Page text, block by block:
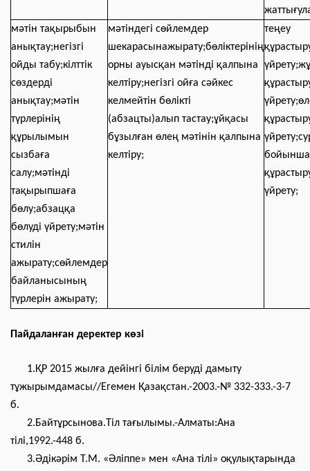
мәтін тақырыбын
анықтау;негізгі
ойды табу;кілттік
сөздерді
анықтау;мәтін
түрлерінің
құрылымын
сызбаға
салу;мәтінді
тақырыпшаға
бөлу;абзацқа
бөлуді үйрету;мәтін
стилін
ажырату;сөйлемдер
байланысының
түрлерін ажырату;
мәтіндегі сөйлемдер
шекарасынажырату;бөліктерінің
орны ауысқан мәтінді қалпына
келтіру;негізгі ойға сәйкес
келмейтін бөлікті
(абзацты)алып тастау;ұйқасы
бұзылған өлең мәтінін қалпына
келтіру;
теңеу
бойынша
үйрету;
Пайдаланған деректер көзі
1.ҚР 2015 жылға дейінгі білім беруді дамыту
тұжырымдамасы//Егемен Қазақстан.-2003.-№ 332-333.-3-7
б.
2.Байтұрсынова.Тіл тағылымы.-Алматы:Ана
тілі,1992.-448 б.
3.Әдікәрім Т.М. «Әліппе» мен «Ана тілі» оқулықтарында